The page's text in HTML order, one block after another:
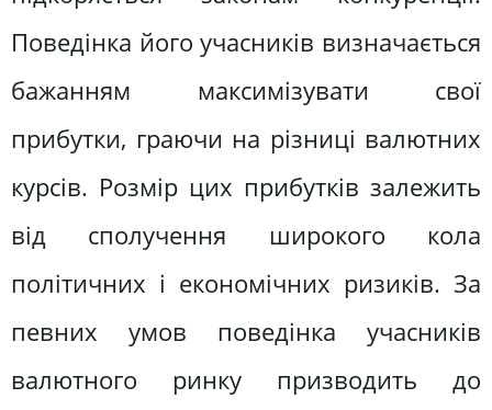
Поведінка його учасників визначається
бажанням максимізувати свої
прибутки, граючи на різниці валютних
курсів. Розмір цих прибутків залежить
від сполучення широкого кола
політичних і економічних ризиків. За
певних умов поведінка учасників
валютного ринку призводить до